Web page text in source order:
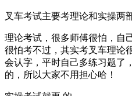
叉车考试主要考理论和实操两
理论考试，很多师傅很怕，自
很怕考不过，其实考叉车理论
会认字，平时自己多练习题了
的，所以大家不用担心哈！